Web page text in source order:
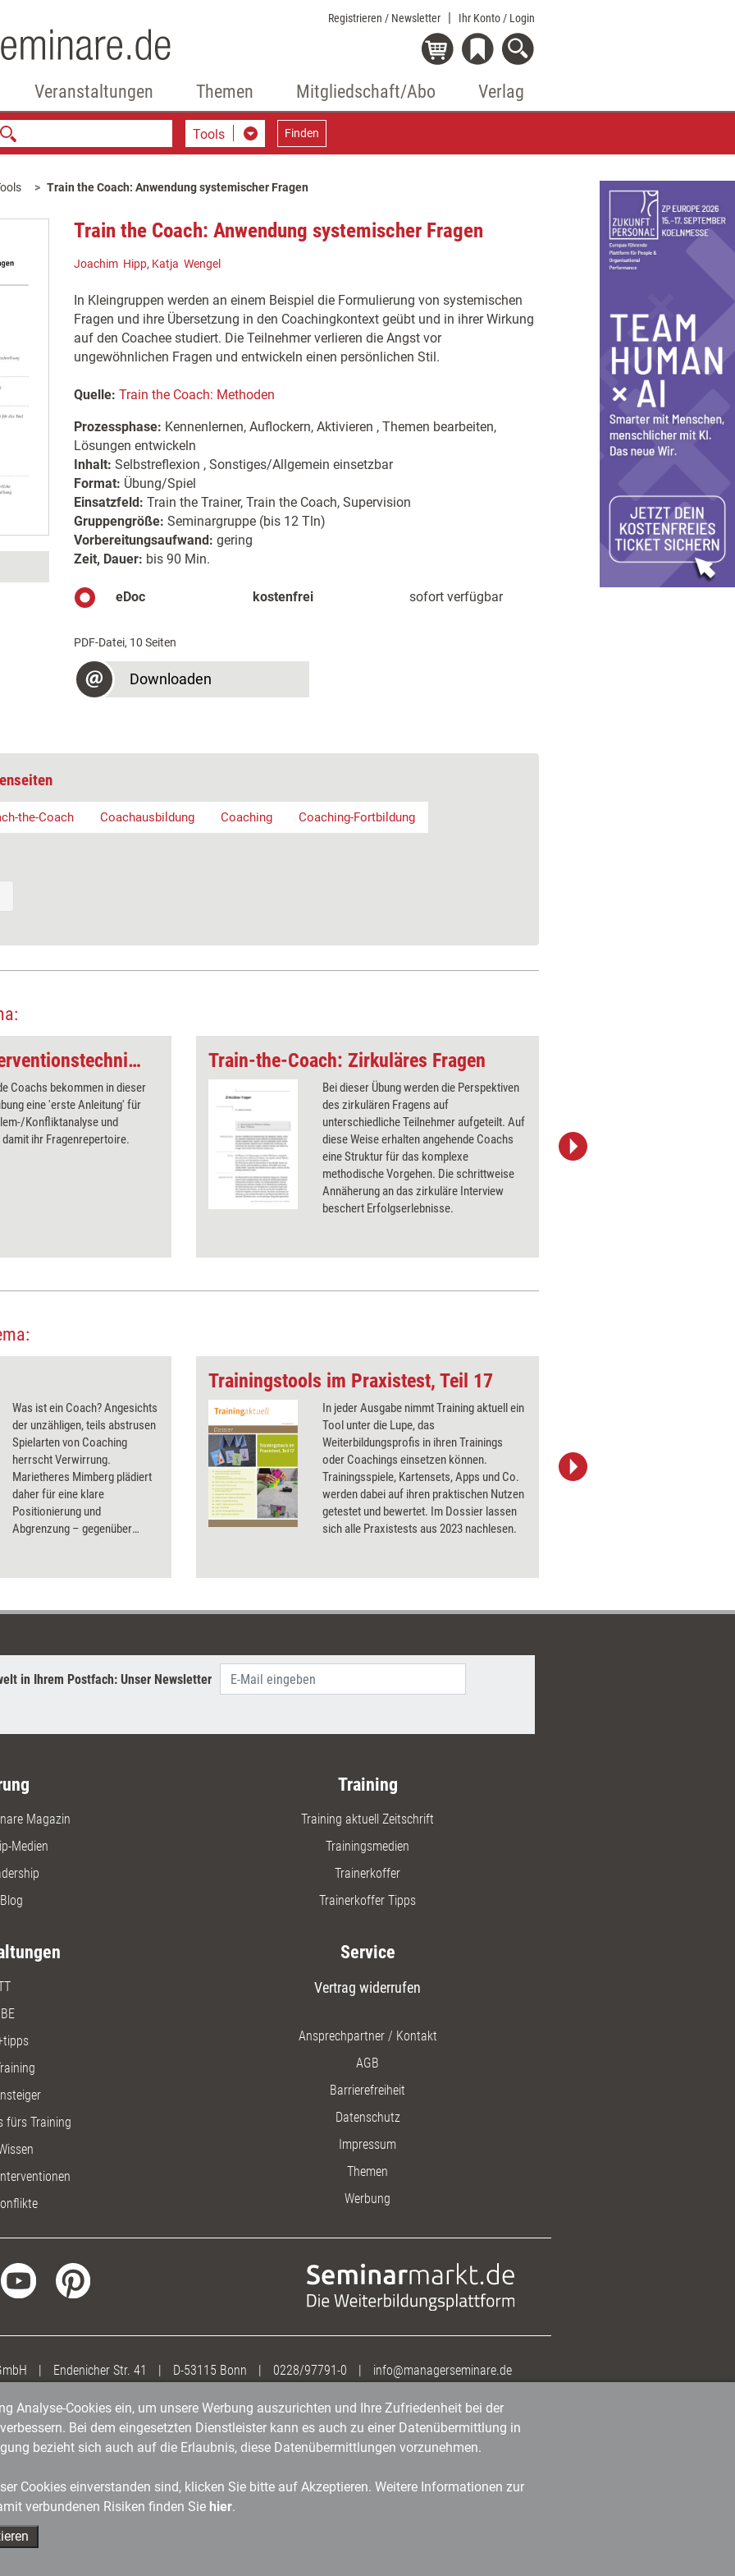
Registrieren / Newsletter Ihr Konto / Login
Veranstaltungen Themen Mitgliedschaft/Abo Verlag
Tools Finden
Train the Coach: Anwendung systemischer Fragen
Train the Coach: Anwendung systemischer Fragen
Joachim Hipp, Katja Wengel
In Kleingruppen werden an einem Beispiel die Formulierung von systemischen
Fragen und ihre Übersetzung in den Coachingkontext geübt und in ihrer Wirkung
auf den Coachee studiert. Die Teilnehmer verlieren die Angst vor
ungewöhnlichen Fragen und entwickeln einen persönlichen Stil.
Quelle: Train the Coach: Methoden
Prozessphase: Kennenlernen, Auflockern, Aktivieren , Themen bearbeiten,
Lösungen entwickeln
Inhalt: Selbstreflexion , Sonstiges/Allgemein einsetzbar
Format: Übung/Spiel
Einsatzfeld: Train the Trainer, Train the Coach, Supervision
Gruppengröße: Seminargruppe (bis 12 Tln)
Vorbereitungsaufwand: gering
Zeit, Dauer: bis 90 Min.
eDoc kostenfrei sofort verfügbar
PDF-Datei, 10 Seiten
Downloaden
the-Coach Coachausbildung Coaching Coaching-Fortbildung
Train the Coach: Interventionstechniken für kritische Situationen entwickeln
Coachs bekommen in dieser
eine 'erste Anleitung' für
Konfliktanalyse und
ihr Fragenrepertoire.
Train-the-Coach: Zirkuläres Fragen
Bei dieser Übung werden die Perspektiven
des zirkulären Fragens auf
unterschiedliche Teilnehmer aufgeteilt. Auf
diese Weise erhalten angehende Coachs
eine Struktur für das komplexe
methodische Vorgehen. Die schrittweise
Annäherung an das zirkuläre Interview
beschert Erfolgserlebnisse.
Was ist ein Coach? Angesichts
der unzähligen, teils abstrusen
Spielarten von Coaching
herrscht Verwirrung.
Marietheres Mimberg plädiert
daher für eine klare
Positionierung und
Abgrenzung – gegenüber
Verständnis von Coaching.
Trainingstools im Praxistest, Teil 17
In jeder Ausgabe nimmt Training aktuell ein
Tool unter die Lupe, das
Weiterbildungsprofis in ihren Trainings
oder Coachings einsetzen können.
Trainingsspiele, Kartensets, Apps und Co.
werden dabei auf ihren praktischen Nutzen
getestet und bewertet. Im Dossier lassen
sich alle Praxistests aus 2023 nachlesen.
in Ihrem Postfach: Unser Newsletter
Magazin
Medien
Training
Training aktuell Zeitschrift
Trainingsmedien
Trainerkoffer
Trainerkoffer Tipps
fürs Training
Service
Vertrag widerrufen
Ansprechpartner / Kontakt
AGB
Barrierefreiheit
Datenschutz
Impressum
Themen
Werbung
| Endenicher Str. 41 | D-53115 Bonn | 0228/97791-0 | info@managerseminare.de
Analyse-Cookies ein, um unsere Werbung auszurichten und Ihre Zufriedenheit bei der
Bei dem eingesetzten Dienstleister kann es auch zu einer Datenübermittlung in
bezieht sich auch auf die Erlaubnis, diese Datenübermittlungen vorzunehmen.
Cookies einverstanden sind, klicken Sie bitte auf Akzeptieren. Weitere Informationen zur
verbundenen Risiken finden Sie hier.